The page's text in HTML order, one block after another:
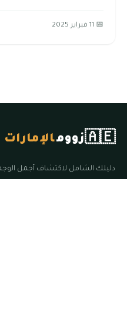
📅 11 فبراير 2025
🇦🇪زوومالإمارات
دليلك الشامل لاكتشاف أجمل